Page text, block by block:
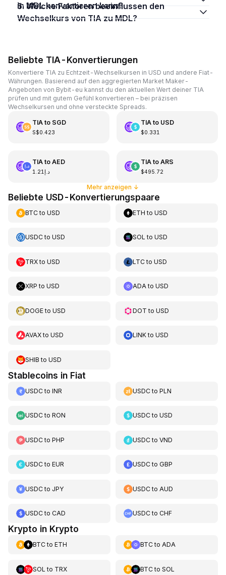
in MDL konvertieren kann?
5. Welche Faktoren beeinflussen den
Wechselkurs von TIA zu MDL?
Beliebte TIA-Konvertierungen
Konvertiere TIA zu Echtzeit-Wechselkursen in USD und andere Fiat-
Währungen. Basierend auf den aggregierten Market Maker-
Angeboten von Bybit-eu kannst du den aktuellen Wert deiner TIA
prüfen und mit gutem Gefühl konvertieren – bei präzisen
Wechselkursen und ohne versteckte Spreads.
TIAto SGD
S$0.423
TIAto USD
$0.331
TIAto AED
د.إ1.21
TIAto ARS
$495.72
Mehr anzeigen ↓
Beliebte USD-Konvertierungspaare
BTCto USD ETH toUSD
USDCto USD SOL toUSD
TRXto USD LTCtoUSD
XRP to USD ADAtoUSD
DOGEto USD DOT toUSD
AVAXto USD LINKtoUSD
SHIB to USD
Stablecoins in Fiat
USDCto INR USDCtoPLN
USDCto RON USDCtoUSD
USDCto PHP USDCtoVND
USDCto EUR USDCtoGBP
USDCto JPY USDCto AUD
USDCto CAD USDCtoCHF
Krypto in Krypto
BTCto ETH BTCto ADA
SOL to TRX BTCto SOL